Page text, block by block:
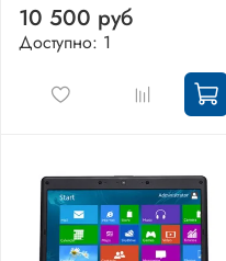
10 500 руб
Доступно: 1